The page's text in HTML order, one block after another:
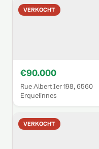
VERKOCHT
€90.000
Rue Albert Ier 198, 6560
Erquelinnes
VERKOCHT